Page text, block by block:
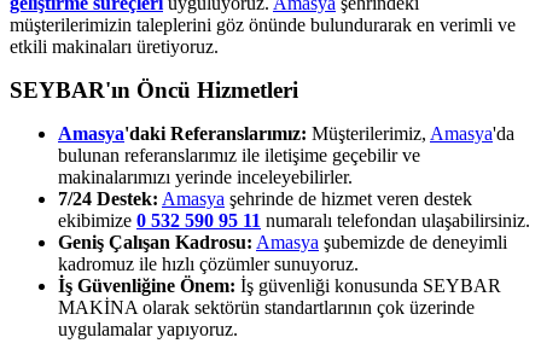
müşterilerimizin taleplerini göz önünde bulundurarak en verimli ve
etkili makinaları üretiyoruz.
SEYBAR'ın Öncü Hizmetleri
Amasya'daki Referanslarımız: Müşterilerimiz, Amasya'da
bulunan referanslarımız ile iletişime geçebilir ve
makinalarımızı yerinde inceleyebilirler.
7/24 Destek: Amasya şehrinde de hizmet veren destek
ekibimize 0 532 590 95 11 numaralı telefondan ulaşabilirsiniz.
Geniş Çalışan Kadrosu: Amasya şubemizde de deneyimli
kadromuz ile hızlı çözümler sunuyoruz.
İş Güvenliğine Önem: İş güvenliği konusunda SEYBAR
MAKİNA olarak sektörün standartlarının çok üzerinde
uygulamalar yapıyoruz.